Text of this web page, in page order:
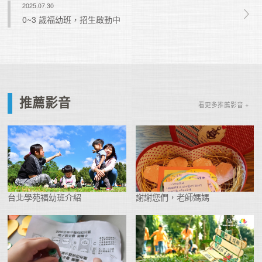
2025.07.30
0~3 歲福幼班，招生啟動中
推薦影音 看更多推薦影音 +
台北學苑福幼班介紹 謝謝您們，老師媽媽